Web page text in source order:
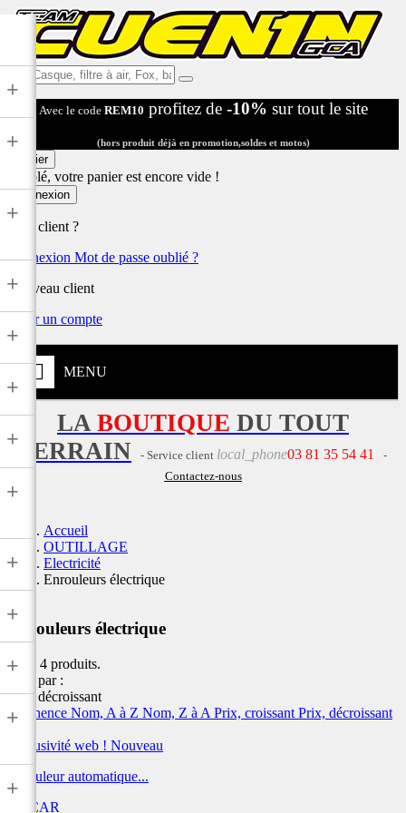
Ex:
Casque,
filtre
air,
Fox,
...
Avec le code REM10 profitez de -10% sur tout le site
(hors produit déjà en promotion,soldes et motos)
Panier
Désolé, votre panier est encore vide !
Connexion
Déjà client ?
Connexion Mot de passe oublié ?
Nouveau client
Créer un compte
MENU
+
+
+
+
+
+
+
+
+
+
+
+
+
LA BOUTIQUE DU TOUT
TERRAIN
- Service client local_phone03 81 35 54 41
-
Contactez-nous
Accueil
OUTILLAGE
Electricité
Enrouleurs électrique
Enrouleurs électrique
Il y a 4 produits.
Trier par :
Prix, décroissant
Pertinence Nom, A à Z Nom, Z à A Prix, croissant Prix, décroissant
Exclusivité web ! Nouveau
Enrouleur automatique...
FILCAR